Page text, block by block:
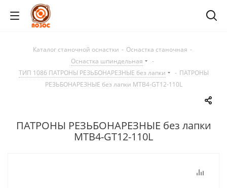
Каталог станочной оснастки - Оснастка станочная -
Оснастка шпиндельная
-
ТИП 1086 ПАТРОНЫ РЕЗЬБОНАРЕЗНЫЕ без лапки
- ПАТРОНЫ
РЕЗЬБОНАРЕЗНЫЕ без лапки MTB4-GT12-110L
ПАТРОНЫ РЕЗЬБОНАРЕЗНЫЕ без лапки
MTB4-GT12-110L